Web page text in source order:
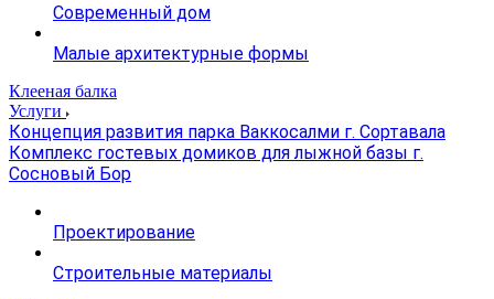
Современный дом
Малые архитектурные формы
Клееная балка
Услуги
Концепция развития парка Ваккосалми г. Сортавала
Комплекс гостевых домиков для лыжной базы г.
Сосновый Бор
Проектирование
Строительные материалы